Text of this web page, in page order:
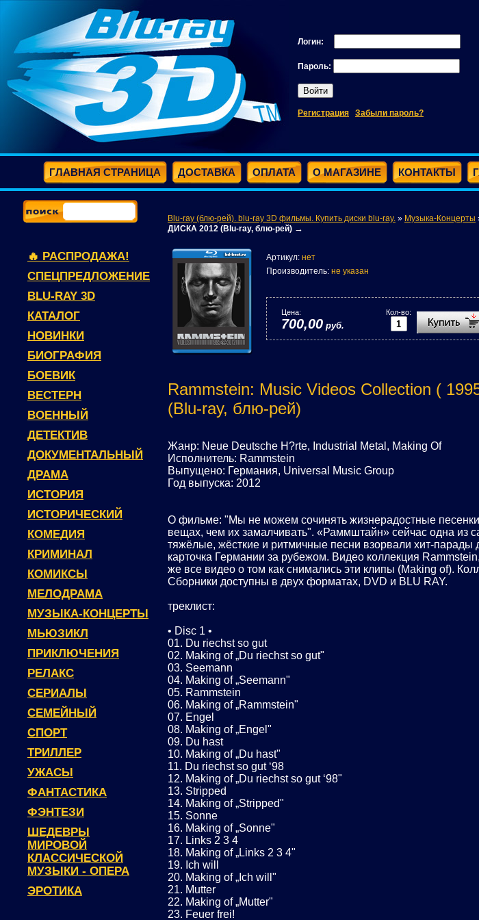
Логин:
Пароль:
Регистрация Забыли пароль?
ГЛАВНАЯ СТРАНИЦА ДОСТАВКА ОПЛАТА О МАГАЗИНЕ КОНТАКТЫ
🔥 РАСПРОДАЖА!
СПЕЦПРЕДЛОЖЕНИЕ
BLU-RAY 3D
КАТАЛОГ
НОВИНКИ
БИОГРАФИЯ
БОЕВИК
ВЕСТЕРН
ВОЕННЫЙ
ДЕТЕКТИВ
ДОКУМЕНТАЛЬНЫЙ
ДРАМА
ИСТОРИЯ
ИСТОРИЧЕСКИЙ
КОМЕДИЯ
КРИМИНАЛ
КОМИКСЫ
МЕЛОДРАМА
МУЗЫКА-КОНЦЕРТЫ
МЬЮЗИКЛ
ПРИКЛЮЧЕНИЯ
РЕЛАКС
СЕРИАЛЫ
СЕМЕЙНЫЙ
СПОРТ
ТРИЛЛЕР
УЖАСЫ
ФАНТАСТИКА
ФЭНТЕЗИ
ШЕДЕВРЫ
МИРОВОЙ
КЛАССИЧЕСКОЙ
МУЗЫКИ - ОПЕРА
ЭРОТИКА
Blu-ray (блю-рей). blu-ray 3D фильмы. Купить диски blu-ray. » Музыка-Концерты
ДИСКА 2012 (Blu-ray, блю-рей) →
Артикул: нет
Производитель: не указан
Кол-во:
Цена:
700,00 руб.
Rammstein: Music Videos Collection (
(Blu-ray, блю-рей)
Жанр: Neue Deutsche H?rte, Industrial Metal, Making Of
Исполнитель: Rammstein
Выпущено: Германия, Universal Music Group
Год выпуска: 2012
О фильме: "Мы не можем сочинять жизнерадостные
вещах, чем их замалчивать". «Раммштайн» сейчас одна из
тяжёлые, жёсткие и ритмичные песни взорвали хит-парады
карточка Германии за рубежом. Видео коллекция
же все видео о том как снимались эти клипы (Making of).
Сборники доступны в двух форматах, DVD и BLU RAY.
треклист:
• Disc 1 •
01. Du riechst so gut
02. Making of „Du riechst so gut"
03. Seemann
04. Making of „Seemann"
05. Rammstein
06. Making of „Rammstein"
07. Engel
08. Making of „Engel"
09. Du hast
10. Making of „Du hast"
11. Du riechst so gut ‘98
12. Making of „Du riechst so gut ‘98"
13. Stripped
14. Making of „Stripped"
15. Sonne
16. Making of „Sonne"
17. Links 2 3 4
18. Making of „Links 2 3 4"
19. Ich will
20. Making of „Ich will"
21. Mutter
22. Making of „Mutter"
23. Feuer frei!